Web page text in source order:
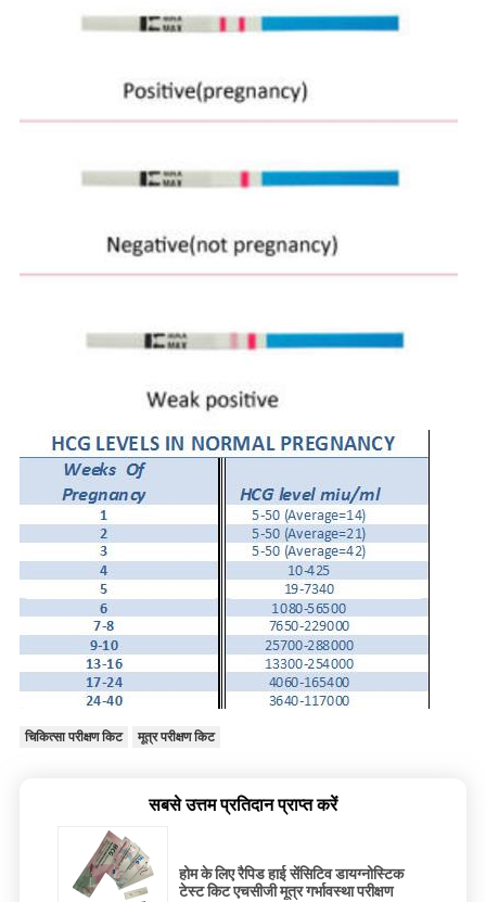
चिकित्सा परीक्षण किट मूत्र परीक्षण किट
सबसे उत्तम प्रतिदान प्राप्त करें
होम के लिए रैपिड हाई सेंसिटिव डायग्नोस्टिक
टेस्ट किट एचसीजी मूत्र गर्भावस्था परीक्षण